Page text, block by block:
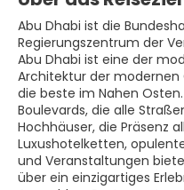
Abu Dhabi ist die
Regierungszentrum der
Abu Dhabi ist eine der
Architektur der modernen
die beste im Nahen
Boulevards, die alle
Hochhäuser, die Präsenz
Luxushotelketten,
und Veranstaltungen
über ein einzigartiges